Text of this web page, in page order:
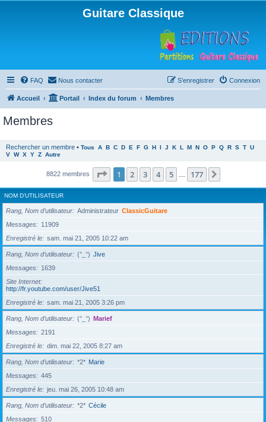
Guitare Classique
FAQ Nous contacter Connexion
S’enregistrer
Accueil Portail Index du forum Membres
Membres
Rechercher un membre • Tous A B C D E F G H I J K L M N O P Q R S T U
V W X Y Z Autre
8822 membres Page 1sur177
1 2 3 4 5 177
NOM D’UTILISATEUR
Rang, Nom d’utilisateur Administrateur ClassicGuitare
Messages
11909
Enregistré le
sam. mai 21, 2005 10:22 am
Rang, Nom d’utilisateur (°_°) Jive
Messages
1639
Site Internet
http://fr.youtube.com/user/Jive51
Enregistré le
sam. mai 21, 2005 3:26 pm
Rang, Nom d’utilisateur (°_°) Marief
Messages
2191
Enregistré le
dim. mai 22, 2005 8:27 am
Rang, Nom d’utilisateur *2* Marie
Messages
445
Enregistré le
jeu. mai 26, 2005 10:48 am
Rang, Nom d’utilisateur *2* Cécile
Messages
510